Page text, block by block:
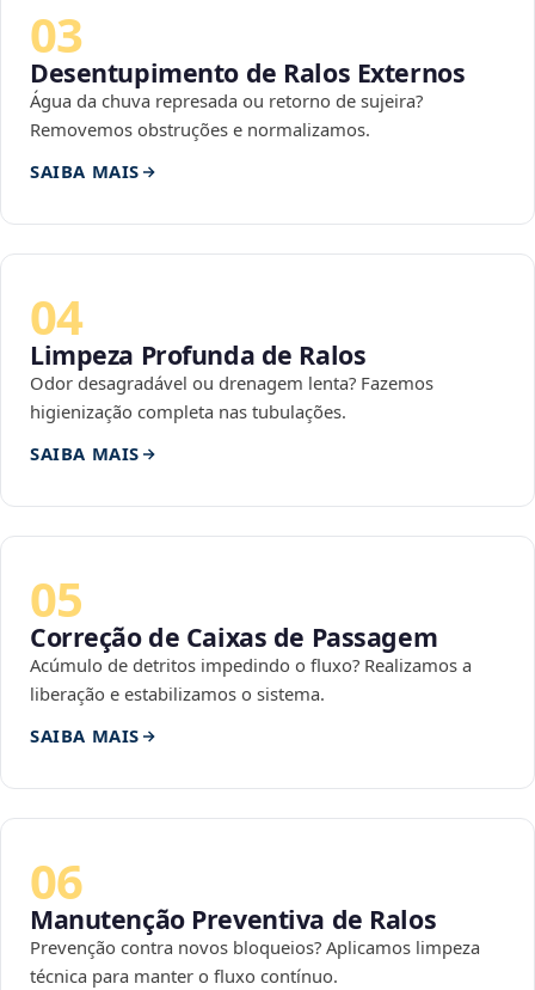
03
Desentupimento de Ralos Externos
Água da chuva represada ou retorno de sujeira?
Removemos obstruções e normalizamos.
SAIBA MAIS
04
Limpeza Profunda de Ralos
Odor desagradável ou drenagem lenta? Fazemos
higienização completa nas tubulações.
SAIBA MAIS
05
Correção de Caixas de Passagem
Acúmulo de detritos impedindo o fluxo? Realizamos a
liberação e estabilizamos o sistema.
SAIBA MAIS
06
Manutenção Preventiva de Ralos
Prevenção contra novos bloqueios? Aplicamos limpeza
técnica para manter o fluxo contínuo.